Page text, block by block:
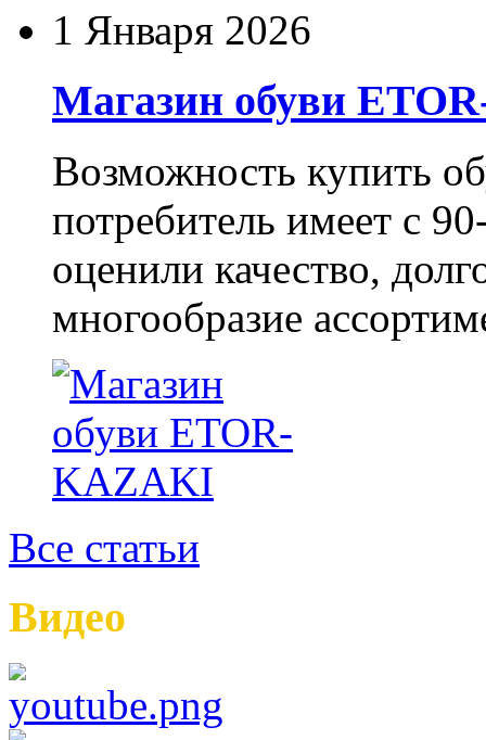
1 Января 2026
Магазин обуви
Возможность купить
потребитель имеет с
оценили качество,
многообразие
Все статьи
Видео